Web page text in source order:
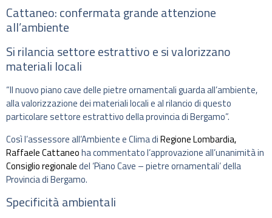
Cattaneo: confermata grande attenzione
all’ambiente
Si rilancia settore estrattivo e si valorizzano
materiali locali
“Il nuovo piano cave delle pietre ornamentali guarda all’ambiente,
alla valorizzazione dei materiali locali e al rilancio di questo
particolare settore estrattivo della provincia di Bergamo”.
Così l’assessore all’Ambiente e Clima diRegione Lombardia,
Raffaele Cattaneoha commentato l’approvazione all’unanimità in
Consiglio regionaledel ‘Piano Cave – pietre ornamentali’ della
Provincia di Bergamo.
Specificità ambientali